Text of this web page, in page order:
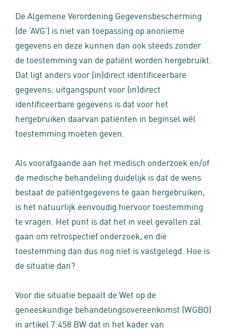
De Algemene Verordening Gegevensbescherming
(de ‘AVG’) is niet van toepassing op anonieme
gegevens en deze kunnen dan ook steeds zonder
de toestemming van de patiënt worden hergebruikt.
Dat ligt anders voor (in)direct identificeerbare
gegevens: uitgangspunt voor (in)direct
identificeerbare gegevens is dat voor het
hergebruiken daarvan patiënten in beginsel wél
toestemming moeten geven.
Als voorafgaande aan het medisch onderzoek en/of
de medische behandeling duidelijk is dat de wens
bestaat de patiëntgegevens te gaan hergebruiken,
is het natuurlijk eenvoudig hiervoor toestemming
te vragen. Het punt is dat het in veel gevallen zal
gaan om retrospectief onderzoek, en die
toestemming dan dus nog niet is vastgelegd. Hoe is
de situatie dan?
Voor die situatie bepaalt de Wet op de
geneeskundige behandelingsovereenkomst (WGBO)
in artikel 7:458 BW dat in het kader van